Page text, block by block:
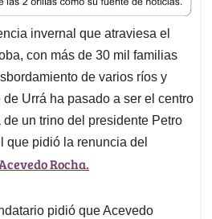
e
a
d
s
invernal que atraviesa el
con más de 30 mil familias
de varios ríos y
Urrá ha pasado a ser el centro
un trino del presidente Petro
que pidió la renuncia del
Rocha.
pidió que Acevedo